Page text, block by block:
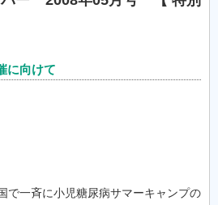
に向けて
で一斉に小児糖尿病サマーキャンプの